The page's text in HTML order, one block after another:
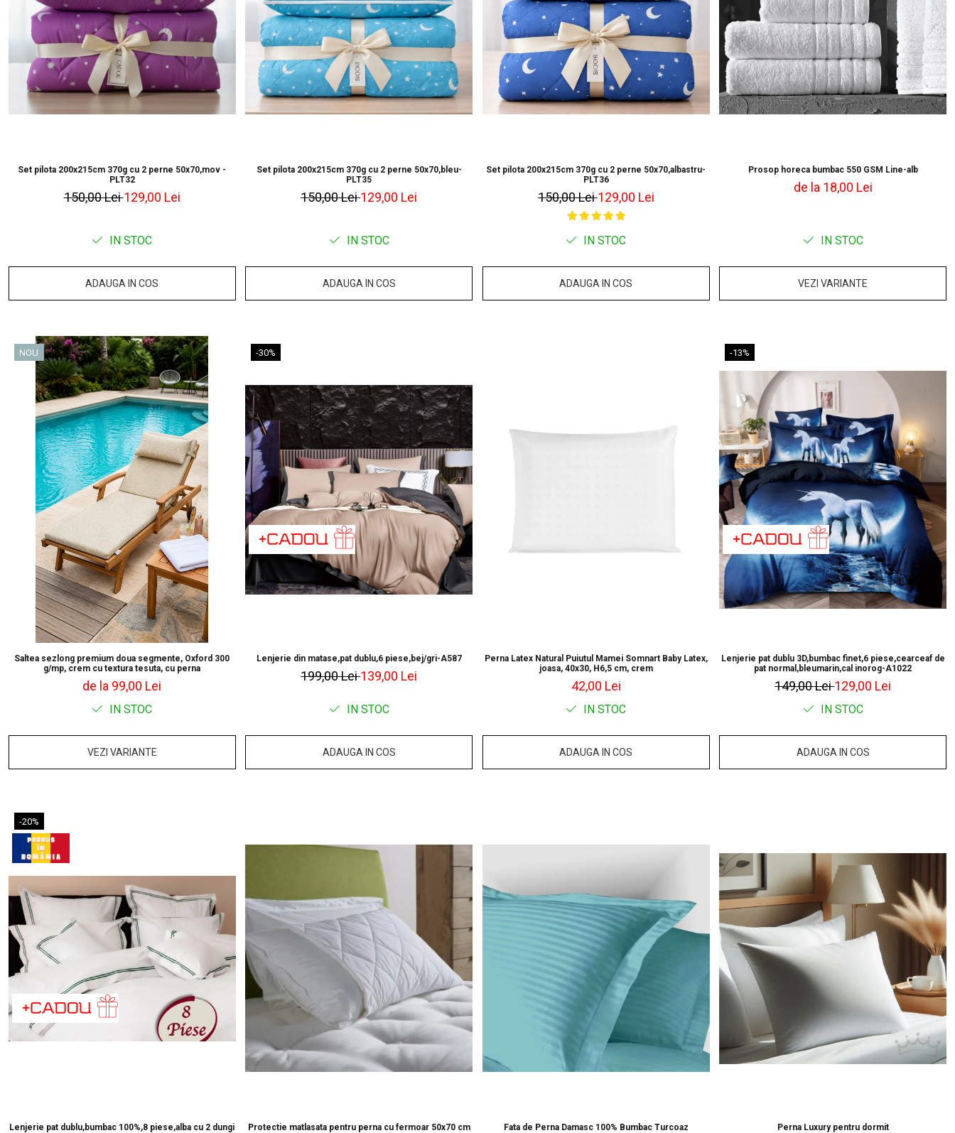
Set pilota 200x215cm 370g cu 2 perne 50x70,mov -
PLT32
150,00 Lei129,00 Lei
IN STOC
ADAUGA IN COS
Set pilota 200x215cm 370g cu 2 perne 50x70,bleu-
PLT35
150,00 Lei129,00 Lei
IN STOC
ADAUGA IN COS
Set pilota 200x215cm 370g cu 2 perne 50x70,albastru-
PLT36
150,00 Lei129,00 Lei
IN STOC
ADAUGA IN COS
Prosop horeca bumbac 550 GSM Line-alb
de la 18,00 Lei
IN STOC
VEZI VARIANTE
NOU
Saltea sezlong premium doua segmente, Oxford 300
g/mp, crem cu textura tesuta, cu perna
de la 99,00 Lei
IN STOC
VEZI VARIANTE
-30%
Lenjerie din matase,pat dublu,6 piese,bej/gri-A587
199,00 Lei139,00 Lei
IN STOC
ADAUGA IN COS
Perna Latex Natural Puiutul Mamei Somnart Baby Latex,
joasa, 40x30, H6,5 cm, crem
42,00 Lei
IN STOC
ADAUGA IN COS
-13%
Lenjerie pat dublu 3D,bumbac finet,6 piese,cearceaf de
pat normal,bleumarin,cal inorog-A1022
149,00 Lei129,00 Lei
IN STOC
ADAUGA IN COS
-20%
Lenjerie pat dublu,bumbac 100%,8 piese,alba cu 2 dungi
Protectie matlasata pentru perna cu fermoar 50x70 cm
Fata de Perna Damasc 100% Bumbac Turcoaz Perna Luxury pentru dormit